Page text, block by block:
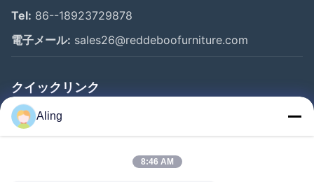
Tel: 86--18923729878
電子メール: sales26@reddeboofurniture.com
クイックリンク
ホーム
製品
Aling
8:46 AM